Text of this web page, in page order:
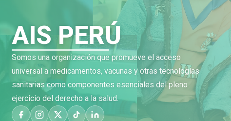
AIS PERÚ
Somos una organización que promueve el acceso
universal a medicamentos, vacunas y otras tecnologías
sanitarias como componentes esenciales del pleno
ejercicio del derecho a la salud.